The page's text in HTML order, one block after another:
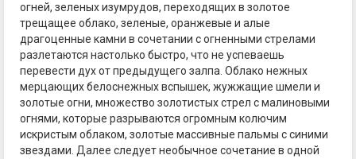
огней, зеленых изумрудов, переходящих в золотое
трещащее облако, зеленые, оранжевые и алые
драгоценные камни в сочетании с огненными стрелами
разлетаются настолько быстро, что не успеваешь
перевести дух от предыдущего залпа. Облако нежных
мерцающих белоснежных вспышек, жужжащие шмели и
золотые огни, множество золотистых стрел с малиновыми
огнями, которые разрываются огромным колючим
искристым облаком, золотые массивные пальмы с синими
звездами. Далее следует необычное сочетание в одной